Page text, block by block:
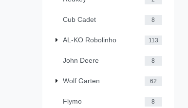
Cub Cadet 8
AL-KO Robolinho 113
John Deere 8
Wolf Garten 62
Flymo 8